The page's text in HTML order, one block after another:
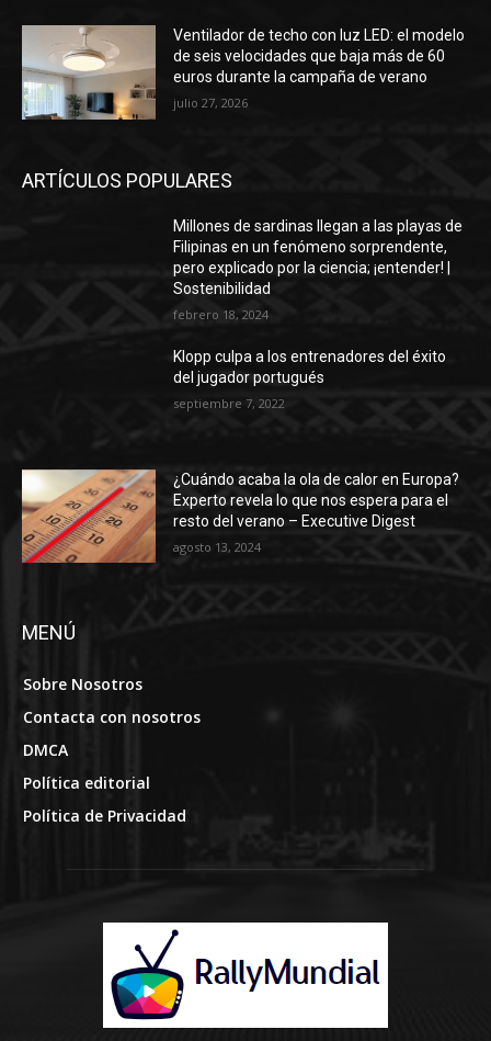
Ventilador de techo con luz LED: el modelo
de seis velocidades que baja más de 60
euros durante la campaña de verano
julio 27, 2026
ARTÍCULOS POPULARES
Millones de sardinas llegan a las playas de
Filipinas en un fenómeno sorprendente,
pero explicado por la ciencia; ¡entender! |
Sostenibilidad
febrero 18, 2024
Klopp culpa a los entrenadores del éxito
del jugador portugués
septiembre 7, 2022
¿Cuándo acaba la ola de calor en Europa?
Experto revela lo que nos espera para el
resto del verano – Executive Digest
agosto 13, 2024
MENÚ
Sobre Nosotros
Contacta con nosotros
DMCA
Política editorial
Política de Privacidad